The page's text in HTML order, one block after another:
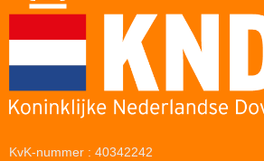
KvK-nummer : 40342242